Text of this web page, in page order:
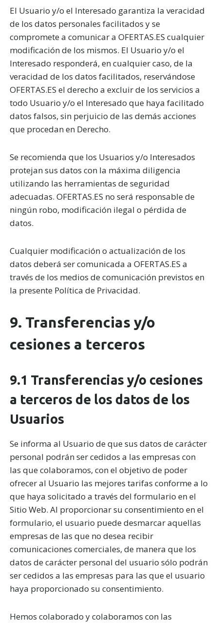
El Usuario y/o el Interesado garantiza la veracidad
de los datos personales facilitados y se
compromete a comunicar a OFERTAS.ES cualquier
modificación de los mismos. El Usuario y/o el
Interesado responderá, en cualquier caso, de la
veracidad de los datos facilitados, reservándose
OFERTAS.ES el derecho a excluir de los servicios a
todo Usuario y/o el Interesado que haya facilitado
datos falsos, sin perjuicio de las demás acciones
que procedan en Derecho.
Se recomienda que los Usuarios y/o Interesados
protejan sus datos con la máxima diligencia
utilizando las herramientas de seguridad
adecuadas. OFERTAS.ES no será responsable de
ningún robo, modificación ilegal o pérdida de
datos.
Cualquier modificación o actualización de los
datos deberá ser comunicada a OFERTAS.ES a
través de los medios de comunicación previstos en
la presente Política de Privacidad.
9. Transferencias y/o
cesiones a terceros
9.1 Transferencias y/o cesiones
a terceros de los datos de los
Usuarios
Se informa al Usuario de que sus datos de carácter
personal podrán ser cedidos a las empresas con
las que colaboramos, con el objetivo de poder
ofrecer al Usuario las mejores tarifas conforme a lo
que haya solicitado a través del formulario en el
Sitio Web. Al proporcionar su consentimiento en el
formulario, el usuario puede desmarcar aquellas
empresas de las que no desea recibir
comunicaciones comerciales, de manera que los
datos de carácter personal del usuario sólo podrán
ser cedidos a las empresas para las que el usuario
haya proporcionado su consentimiento.
Hemos colaborado y colaboramos con las